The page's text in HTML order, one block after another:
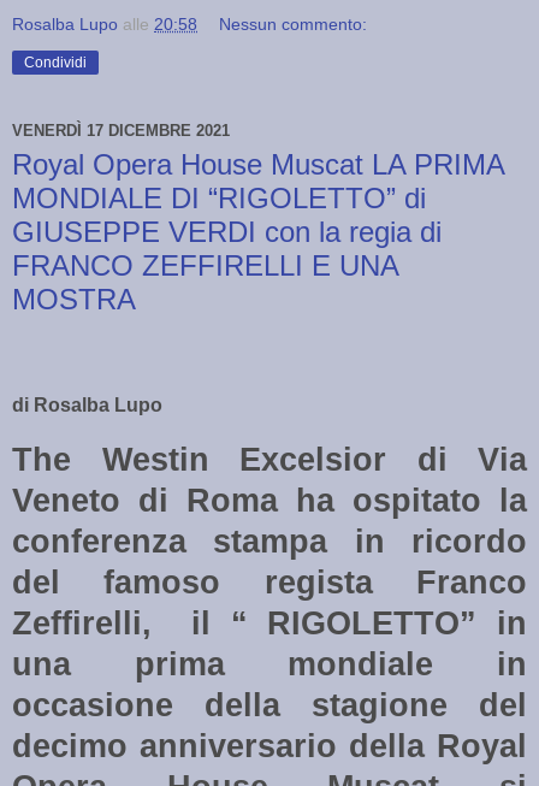
Rosalba Lupo alle 20:58 Nessun commento:
Condividi
VENERDÌ 17 DICEMBRE 2021
Royal Opera House Muscat LA PRIMA
MONDIALE DI “RIGOLETTO” di
GIUSEPPE VERDI con la regia di
FRANCO ZEFFIRELLI E UNA
MOSTRA
di Rosalba Lupo
The Westin Excelsior di Via
Veneto di Roma ha ospitato la
conferenza stampa in ricordo
del famoso regista Franco
Zeffirelli,
il “ RIGOLETTO” in
una prima mondiale in
occasione della stagione del
decimo anniversario della Royal